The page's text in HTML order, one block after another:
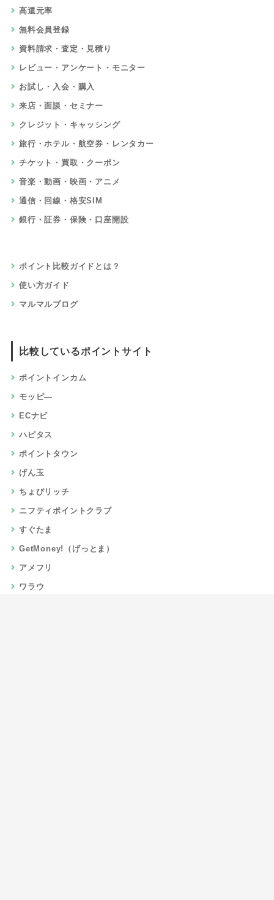
高還元率
無料会員登録
資料請求・査定・見積り
レビュー・アンケート・モニター
お試し・入会・購入
来店・面談・セミナー
クレジット・キャッシング
旅行・ホテル・航空券・レンタカー
チケット・買取・クーポン
音楽・動画・映画・アニメ
通信・回線・格安SIM
銀行・証券・保険・口座開設
ポイント比較ガイドとは？
使い方ガイド
マルマルブログ
比較しているポイントサイト
ポイントインカム
モッピ―
ECナビ
ハピタス
ポイントタウン
げん玉
ちょびリッチ
ニフティポイントクラブ
すぐたま
GetMoney!（げっとま）
アメフリ
ワラウ